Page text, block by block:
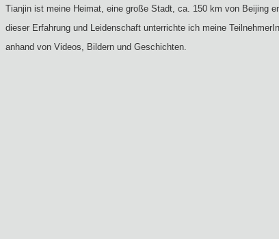
Tianjin ist meine Heimat, eine große Stadt, ca. 150 km von Beijing
dieser Erfahrung und Leidenschaft unterrichte ich meine
anhand von Videos, Bildern und Geschichten.